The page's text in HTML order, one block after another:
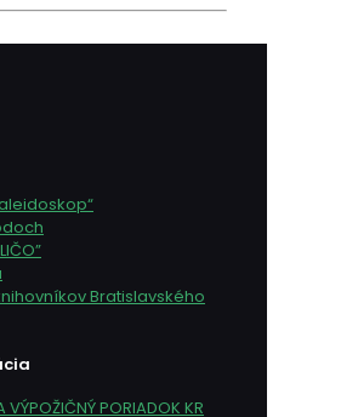
Bratislavského
VÝPOŽIČNÝ PORIADOK KR